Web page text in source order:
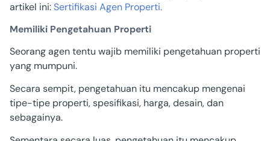
artikel ini:Sertifikasi Agen Properti.
Memiliki Pengetahuan Properti
Seorang agen tentu wajib memiliki pengetahuan properti
yang mumpuni.
Secara sempit, pengetahuan itu mencakup mengenai
tipe-tipe properti, spesifikasi, harga, desain, dan
sebagainya.